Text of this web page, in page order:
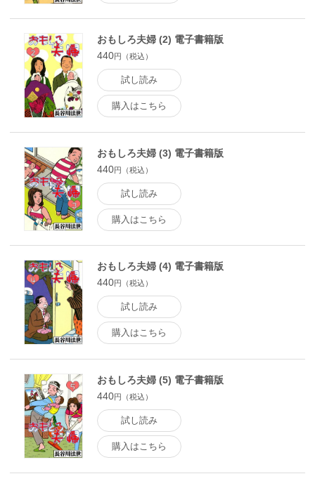
おもしろ夫婦 (2) 電子書籍版
440円（税込）
試し読み
購入はこちら
おもしろ夫婦 (3) 電子書籍版
440円（税込）
試し読み
購入はこちら
おもしろ夫婦 (4) 電子書籍版
440円（税込）
試し読み
購入はこちら
おもしろ夫婦 (5) 電子書籍版
440円（税込）
試し読み
購入はこちら